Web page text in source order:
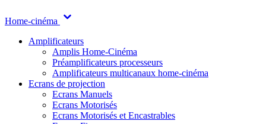
Home-cinéma
Amplificateurs
Amplis Home-Cinéma
Préamplificateurs processeurs
Amplificateurs multicanaux home-cinéma
Ecrans de projection
Ecrans Manuels
Ecrans Motorisés
Ecrans Motorisés et Encastrables